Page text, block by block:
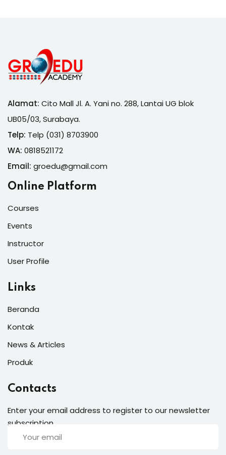
Alamat: Cito Mall Jl. A. Yani no. 288, Lantai UG blok
UB05/03, Surabaya.
Telp: Telp (031) 8703900
WA: 0818521172
Email: groedu@gmail.com
Online Platform
Courses
Events
Instructor
User Profile
Links
Beranda
Kontak
News & Articles
Produk
Contacts
Enter your email address to register to our newsletter
subscription